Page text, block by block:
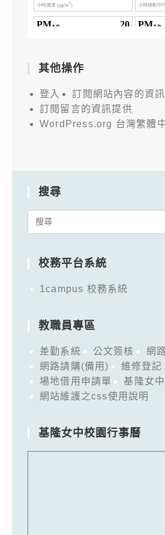
其他操作
登入
訂閱網站內容的資
訂閱留言的資訊提供
WordPress.org 台灣繁體
搜尋
Search
校務平台系統
1campus 校務系統
教職員專區
差勤系統 公文簽核
網
網路請購(備用)
維修登記
場地借用申請單
基隆女
網站維護之css使用說明
基隆女中校園行事曆